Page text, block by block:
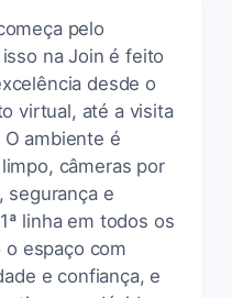
pelo
na Join é feito
desde o
virtual, até a visita
ambiente é
câmeras por
segurança e
linha em todos os
espaço com
e confiança, e